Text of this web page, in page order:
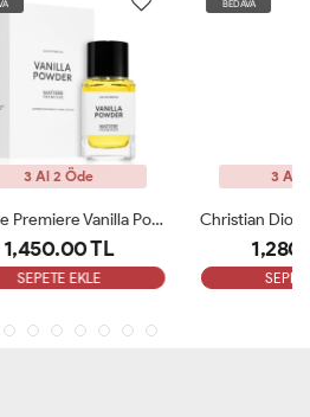
Matiere Premiere Vanilla Powder Edp100ml Unisex Parfüm ARC Christian Dior Ambre Nuit Edp 125 Ml Unisex Parfüm ARC
1,280.00 TL
SEPETE EKLE